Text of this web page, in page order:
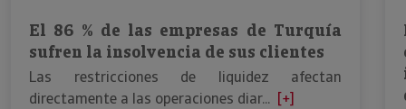
El 86 % de las empresas de Turquía
sufren la insolvencia de sus clientes
Las restricciones de liquidez afectan
directamente a las operaciones diar... [+]